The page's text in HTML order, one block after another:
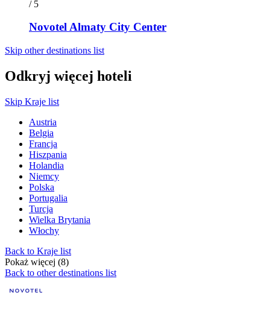
/ 5
Novotel Almaty City Center
Skip other destinations list
Odkryj więcej hoteli
Skip Kraje list
Austria
Belgia
Francja
Hiszpania
Holandia
Niemcy
Polska
Portugalia
Turcja
Wielka Brytania
Włochy
Back to Kraje list
Pokaż więcej (8)
Back to other destinations list